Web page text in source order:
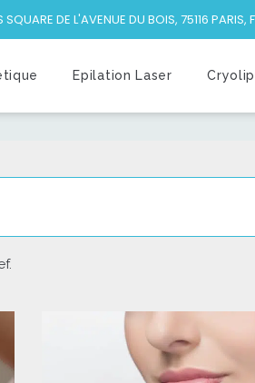
SQUARE DE L'AVENUE DU BOIS, 75116 PARIS,
Epilation Laser